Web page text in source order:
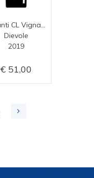
Dievole
2019
51,00